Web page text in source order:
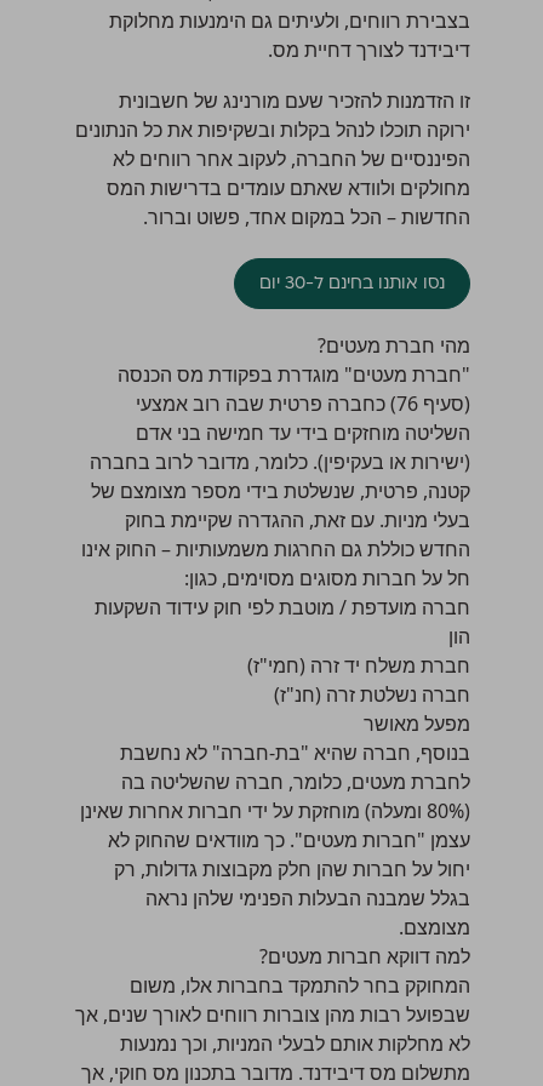
בצבירת רווחים, ולעיתים גם הימנעות מחלוקת
דיבידנד לצורך דחיית מס.
זו הזדמנות להזכיר שעם מורנינג של חשבונית
ירוקה תוכלו לנהל בקלות ובשקיפות את כל הנתונים
הפיננסיים של החברה, לעקוב אחר רווחים לא
מחולקים ולוודא שאתם עומדים בדרישות המס
החדשות – הכל במקום אחד, פשוט וברור.
נסו אותנו בחינם ל-30 יום
מהי חברת מעטים?
"חברת מעטים" מוגדרת בפקודת מס הכנסה
(סעיף 76) כחברה פרטית שבה רוב אמצעי
השליטה מוחזקים בידי עד חמישה בני אדם
(ישירות או בעקיפין). כלומר, מדובר לרוב בחברה
קטנה, פרטית, שנשלטת בידי מספר מצומצם של
בעלי מניות. עם זאת, ההגדרה שקיימת בחוק
החדש כוללת גם החרגות משמעותיות – החוק אינו
חל על חברות מסוגים מסוימים, כגון:
חברה מועדפת / מוטבת לפי חוק עידוד השקעות
הון
חברת משלח יד זרה (חמי"ז)
חברה נשלטת זרה (חנ"ז)
מפעל מאושר
בנוסף, חברה שהיא "בת-חברה" לא נחשבת
לחברת מעטים, כלומר, חברה שהשליטה בה
(80% ומעלה) מוחזקת על ידי חברות אחרות שאינן
עצמן "חברות מעטים". כך מוודאים שהחוק לא
יחול על חברות שהן חלק מקבוצות גדולות, רק
בגלל שמבנה הבעלות הפנימי שלהן נראה
מצומצם.
למה דווקא חברות מעטים?
המחוקק בחר להתמקד בחברות אלו, משום
שבפועל רבות מהן צוברות רווחים לאורך שנים, אך
לא מחלקות אותם לבעלי המניות, וכך נמנעות
מתשלום מס דיבידנד. מדובר בתכנון מס חוקי, אך